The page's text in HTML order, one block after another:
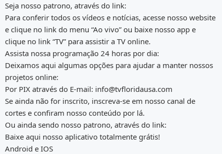
Seja nosso patrono, através do link:
Para conferir todos os vídeos e notícias, acesse nosso website
e clique no link do menu “Ao vivo” ou baixe nosso app e
clique no link “TV” para assistir a TV online.
Assista nossa programação 24 horas por dia:
Deixamos aqui algumas opções para ajudar a manter nossos
projetos online:
Por PIX através do E-mail: info@tvfloridausa.com
Se ainda não for inscrito, inscreva-se em nosso canal de
cortes e confiram nosso conteúdo por lá.
Ou ainda sendo nosso patrono, através do link:
Baixe aqui nosso aplicativo totalmente grátis!
Android e IOS